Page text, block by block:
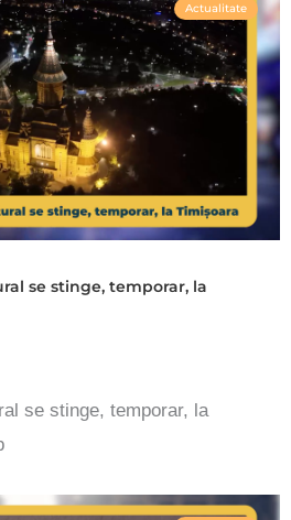
Actualitate
se stinge, temporar, la
se stinge, temporar, la